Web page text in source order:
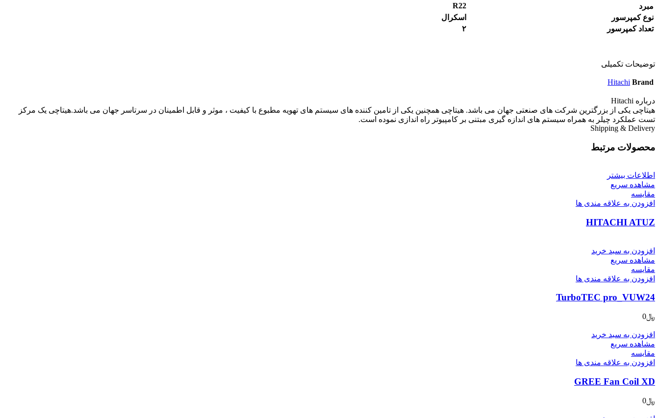
مبرد
R22
نوع کمپرسور
اسکرال
تعداد کمپرسور
۲
توضیحات تکمیلی
Brand
Hitachi
درباره Hitachi
هیتاچی یکی از بزرگترین شرکت های صنعتی جهان می باشد. هیتاچی همچنین یکی از تامین کننده های سیستم های تهویه مطبوع با کیفیت ، موثر و قابل اطمینان در سرتاسر جهان می باشد.هیتاچی یک مرکز
تست عملکرد چیلر به همراه سیستم های اندازه گیری مبتنی بر کامپیوتر راه اندازی نموده است.
Shipping & Delivery
محصولات مرتبط
اطلاعات بیشتر
مشاهده سریع
مقایسه
افزودن به علاقه مندی ها
HITACHI ATUZ
افزودن به سبد خرید
مشاهده سریع
مقایسه
افزودن به علاقه مندی ها
TurboTEC pro_VUW24
﷼0
افزودن به سبد خرید
مشاهده سریع
مقایسه
افزودن به علاقه مندی ها
GREE Fan Coil XD
﷼0